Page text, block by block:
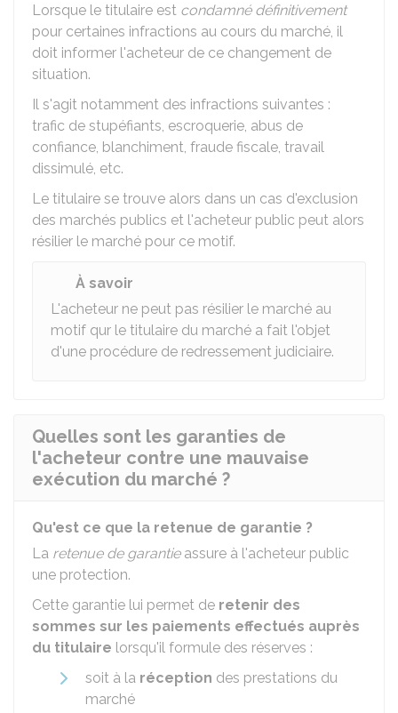
Lorsque le titulaire est condamné définitivement
pour certaines infractions au cours du marché, il
doit informer l'acheteur de ce changement de
situation.
Il s'agit notamment des infractions suivantes :
trafic de stupéfiants, escroquerie, abus de
confiance, blanchiment, fraude fiscale, travail
dissimulé, etc.
Le titulaire se trouve alors dans un cas d'exclusion
des marchés publics et l'acheteur public peut alors
résilier le marché pour ce motif.
À savoir
L'acheteur ne peut pas résilier le marché au
motif qur le titulaire du marché a fait l'objet
d'une procédure de redressement judiciaire.
Quelles sont les garanties de
l'acheteur contre une mauvaise
exécution du marché ?
Qu'est ce que la retenue de garantie ?
La retenue de garantie assure à l'acheteur public
une protection.
Cette garantie lui permet de retenir des
sommes sur les paiements effectués auprès
du titulaire lorsqu'il formule des réserves :
soit à la réception des prestations du
marché